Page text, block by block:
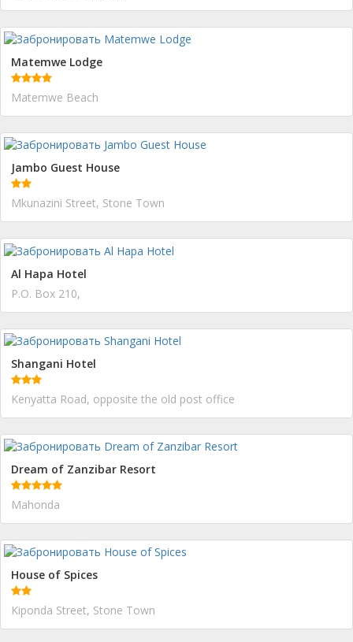
Matemwe Lodge
Matemwe Beach
Jambo Guest House
Mkunazini Street, Stone Town
Al Hapa Hotel
P.O. Box 210,
Shangani Hotel
Kenyatta Road, opposite the old post office
Dream of Zanzibar Resort
Mahonda
House of Spices
Kiponda Street, Stone Town